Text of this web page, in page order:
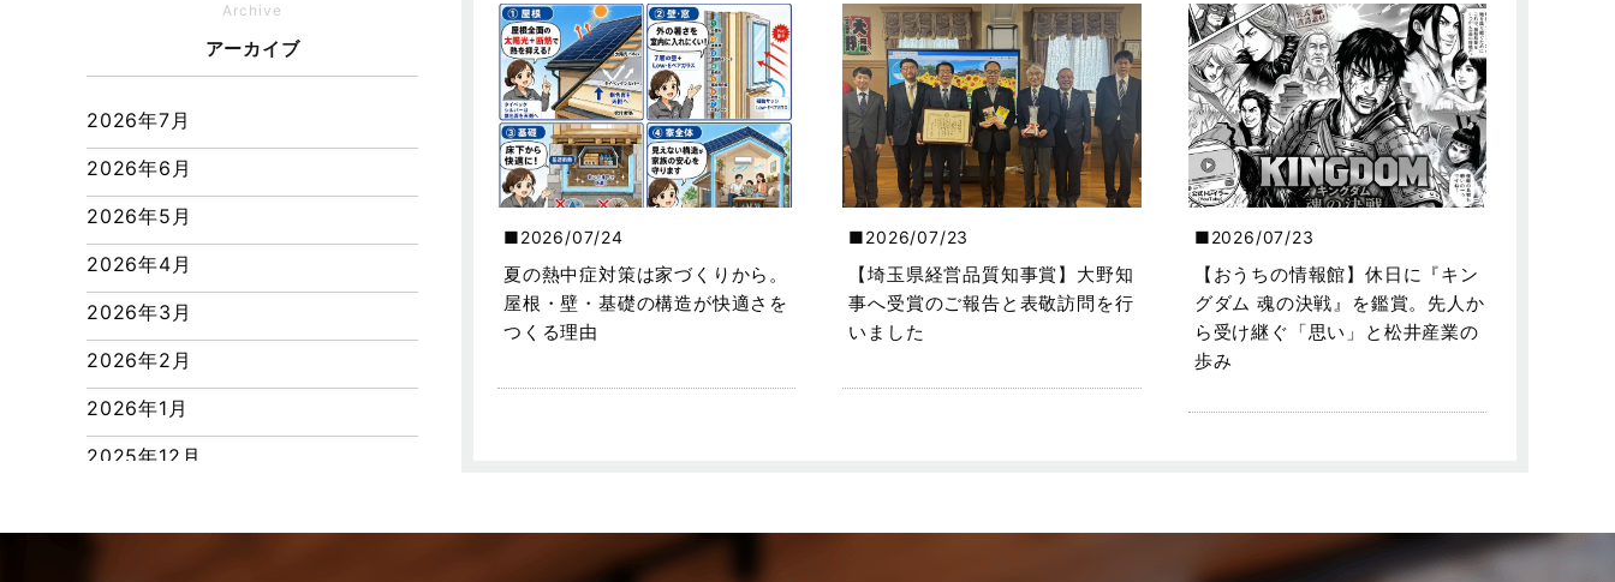
2026/07/24
夏の熱中症対策は家づくりから。
屋根・壁・基礎の構造が快適さを
つくる理由
2026/07/23
【埼玉県経営品質知事賞】大野知
事へ受賞のご報告と表敬訪問を行
いました
2026/07/23
【おうちの情報館】休日に『キン
グダム 魂の決戦』を鑑賞。先人か
ら受け継ぐ「思い」と松井産業の
歩み
キャンペーン
Archive
アーカイブ
2026年7月
2026年6月
2026年5月
2026年4月
2026年3月
2026年2月
2026年1月
2025年12月